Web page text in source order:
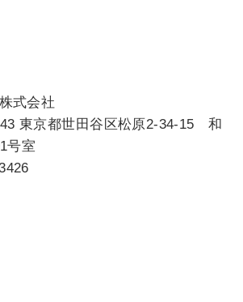
式会社
東京都世田谷区松原2-34-15 和
号室